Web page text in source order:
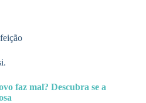
faz mal? Descubra se a